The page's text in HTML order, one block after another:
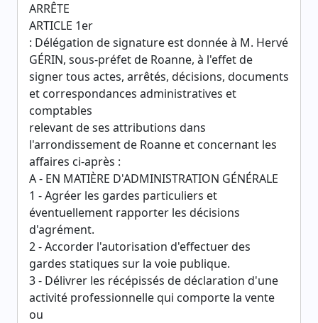
ARRÊTE
ARTICLE 1er
: Délégation de signature est donnée à M. Hervé
GÉRIN, sous-préfet de Roanne, à l'effet de
signer tous actes, arrêtés, décisions, documents
et correspondances administratives et
comptables
relevant de ses attributions dans
l'arrondissement de Roanne et concernant les
affaires ci-après :
A - EN MATIÈRE D'ADMINISTRATION GÉNÉRALE
1 - Agréer les gardes particuliers et
éventuellement rapporter les décisions
d'agrément.
2 - Accorder l'autorisation d'effectuer des
gardes statiques sur la voie publique.
3 - Délivrer les récépissés de déclaration d'une
activité professionnelle qui comporte la vente
ou